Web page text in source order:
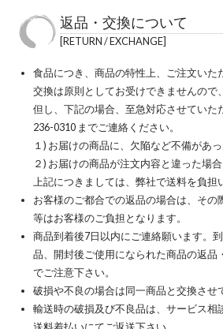
返品・交換について
RETURN / EXCHANGE
食品につき、商品の特性上、ご注文いた
交換は原則としてお受けできませんので
但し、下記の場合、至急対応させていた
236-0310 までご連絡ください。
１) お届けの商品に、欠陥など不備があ
２) お届けの商品が注文内容と違った場合
上記につきましては、弊社で送料を負担
お客様のご都合での返品の場合は、その
等はお客様のご負担となります。
商品到着後7日以内にご連絡願います。
品、開封後ご使用になられた商品の返品
でご注意下さい。
破損や不良の場合は同一商品と交換させ
輸送時の破損及び不良品は、サービス相